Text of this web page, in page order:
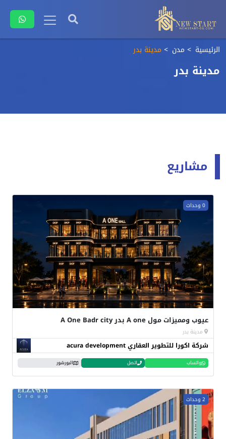
الرئيسية مدن مدينة بدر
مدينة بدر
مشاريع
0 وحدات
عيوب ومميزات مول A one بدر A One Badr city
مدينة بدر
شركة اكورا للتطوير العقاري acura development
واتساب اتصل البورشور
2 وحدات